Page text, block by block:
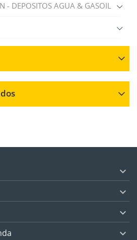
- DEPOSITOS AGUA & GASOIL



